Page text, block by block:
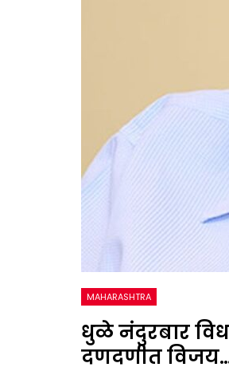
MAHARASHTRA
धुळे नंदुरबार
दणदणीत